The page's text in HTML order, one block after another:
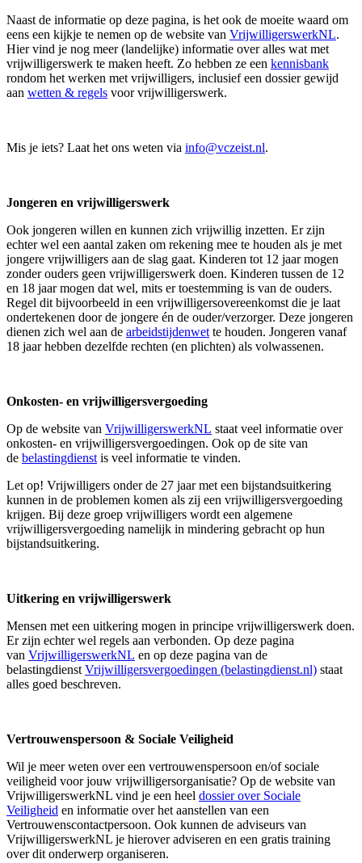
Naast de informatie op deze pagina, is het ook de moeite waard om
eens een kijkje te nemen op de website van VrijwilligerswerkNL.
Hier vind je nog meer (landelijke) informatie over alles wat met
vrijwilligerswerk te maken heeft. Zo hebben ze een kennisbank
rondom het werken met vrijwilligers, inclusief een dossier gewijd
aan wetten & regels voor vrijwilligerswerk.
Mis je iets? Laat het ons weten via info@vczeist.nl.
Jongeren en vrijwilligerswerk
Ook jongeren willen en kunnen zich vrijwillig inzetten. Er zijn
echter wel een aantal zaken om rekening mee te houden als je met
jongere vrijwilligers aan de slag gaat. Kinderen tot 12 jaar mogen
zonder ouders geen vrijwilligerswerk doen. Kinderen tussen de 12
en 18 jaar mogen dat wel, mits er toestemming is van de ouders.
Regel dit bijvoorbeeld in een vrijwilligersovereenkomst die je laat
ondertekenen door de jongere én de ouder/verzorger. Deze jongeren
dienen zich wel aan de arbeidstijdenwet te houden. Jongeren vanaf
18 jaar hebben dezelfde rechten (en plichten) als volwassenen.
Onkosten- en vrijwilligersvergoeding
Op de website van VrijwilligerswerkNL staat veel informatie over
onkosten- en vrijwilligersvergoedingen. Ook op de site van
de belastingdienst is veel informatie te vinden.
Let op! Vrijwilligers onder de 27 jaar met een bijstandsuitkering
kunnen in de problemen komen als zij een vrijwilligersvergoeding
krijgen. Bij deze groep vrijwilligers wordt een algemene
vrijwilligersvergoeding namelijk in mindering gebracht op hun
bijstandsuitkering.
Uitkering en vrijwilligerswerk
Mensen met een uitkering mogen in principe vrijwilligerswerk doen.
Er zijn echter wel regels aan verbonden. Op deze pagina
van VrijwilligerswerkNL en op deze pagina van de
belastingdienst Vrijwilligersvergoedingen (belastingdienst.nl) staat
alles goed beschreven.
Vertrouwenspersoon & Sociale Veiligheid
Wil je meer weten over een vertrouwenspersoon en/of sociale
veiligheid voor jouw vrijwilligersorganisatie? Op de website van
VrijwilligerswerkNL vind je een heel dossier over Sociale
Veiligheid en informatie over het aanstellen van een
Vertrouwenscontactpersoon. Ook kunnen de adviseurs van
VrijwilligerswerkNL je hierover adviseren en een gratis training
over dit onderwerp organiseren.